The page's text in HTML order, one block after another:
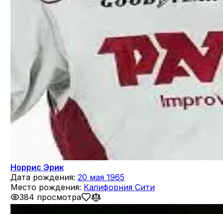
Норрис Эрик
Дата рождения: 20 мая 1965
Место рождения: Калифорния Сити
384 просмотра